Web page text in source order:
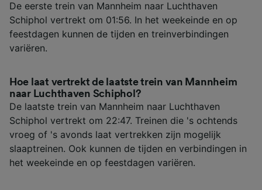
De eerste trein van Mannheim naar Luchthaven
Schiphol vertrekt om 01:56. In het weekeinde en op
feestdagen kunnen de tijden en treinverbindingen
variëren.
Hoe laat vertrekt de laatste trein van Mannheim
naar Luchthaven Schiphol?
De laatste trein van Mannheim naar Luchthaven
Schiphol vertrekt om 22:47. Treinen die 's ochtends
vroeg of 's avonds laat vertrekken zijn mogelijk
slaaptreinen. Ook kunnen de tijden en verbindingen in
het weekeinde en op feestdagen variëren.